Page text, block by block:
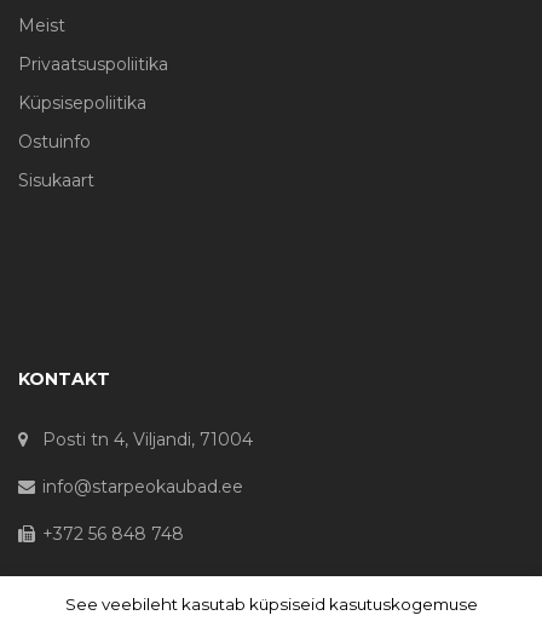
Meist
Privaatsuspoliitika
Küpsisepoliitika
Ostuinfo
Sisukaart
KONTAKT
Posti tn 4, Viljandi, 71004
info@starpeokaubad.ee
+372 56 848 748
See veebileht kasutab küpsiseid kasutuskogemuse